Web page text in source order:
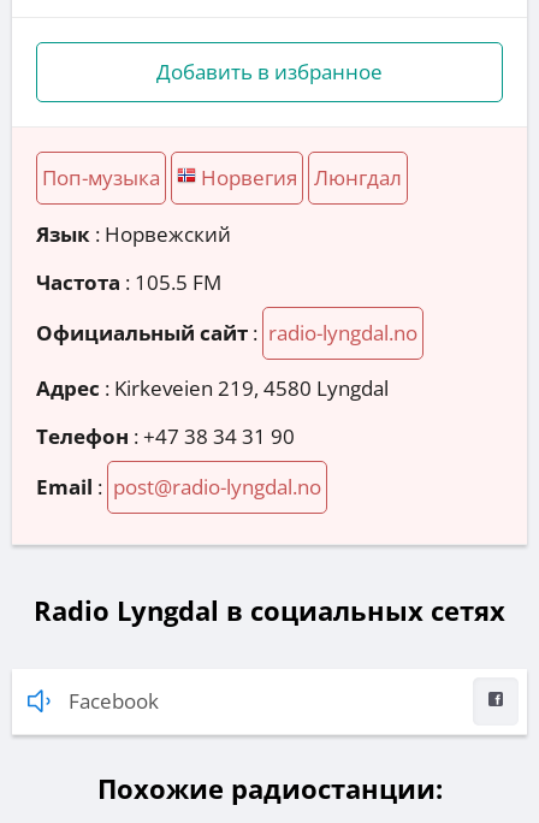
Добавить в избранное
Поп-музыка Норвегия Люнгдал
Язык : Норвежский
Частота : 105.5 FM
Официальный сайт : radio-lyngdal.no
Адрес : Kirkeveien 219, 4580 Lyngdal
Телефон :+47 38 34 31 90
Email : post@radio-lyngdal.no
Radio Lyngdal в социальных сетях
Facebook
Похожие радиостанции: